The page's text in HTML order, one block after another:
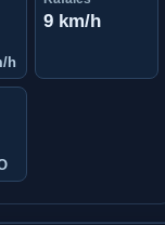
h
9 km/h